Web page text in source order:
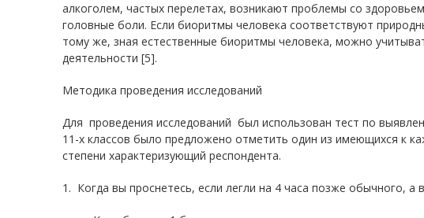
алкоголем, частых перелетах, возникают проблемы со
головные боли. Если биоритмы человека соответствуют
тому же, зная естественные биоритмы человека, можно
деятельности [5].
Методика проведения исследований
Для проведения исследований был использован тест по
11-х классов было предложено отметить один из имеющихся к
степени характеризующий респондента.
1. Когда вы проснетесь, если легли на 4 часа позже обычного, а